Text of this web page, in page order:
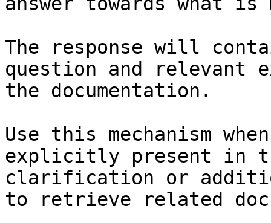
The response will
question and relevant
the documentation.
Use this mechanism
explicitly present in
clarification or